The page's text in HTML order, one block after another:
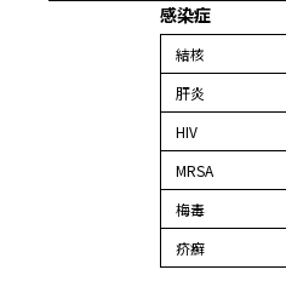
感染症
結核
肝炎
HIV
MRSA
梅毒
疥癬